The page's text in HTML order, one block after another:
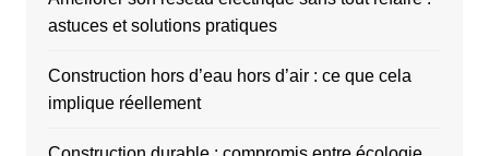
astuces et solutions pratiques
Construction hors d’eau hors d’air : ce que cela
implique réellement